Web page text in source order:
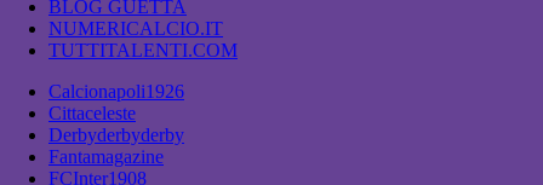
BLOG GUETTA
NUMERICALCIO.IT
TUTTITALENTI.COM
Calcionapoli1926
Cittaceleste
Derbyderbyderby
Fantamagazine
FCInter1908